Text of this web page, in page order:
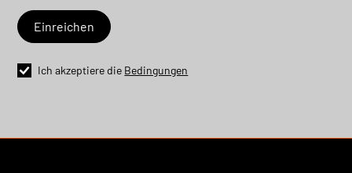
Ich akzeptiere die Bedingungen